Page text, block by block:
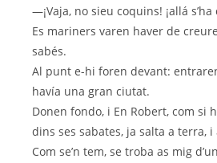
—¡Vaja, no sieu coquins! ¡allá s’ha
Es mariners varen haver de
sabés.
Al punt e-hi foren devant:
havía una gran ciutat.
Donen fondo, i En Robert, com si
dins ses sabates, ja salta a terra, i
Com se’n tem, se troba as mig